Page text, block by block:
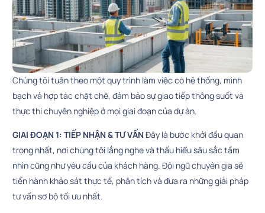
Chúng tôi tuân theo một quy trình làm việc có hệ thống, minh
bạch và hợp tác chặt chẽ, đảm bảo sự giao tiếp thông suốt và
thực thi chuyên nghiệp ở mọi giai đoạn của dự án.
GIAI ĐOẠN 1: TIẾP NHẬN & TƯ VẤN Đây là bước khởi đầu quan
trọng nhất, nơi chúng tôi lắng nghe và thấu hiểu sâu sắc tầm
nhìn cũng như yêu cầu của khách hàng. Đội ngũ chuyên gia sẽ
tiến hành khảo sát thực tế, phân tích và đưa ra những giải pháp
tư vấn sơ bộ tối ưu nhất.